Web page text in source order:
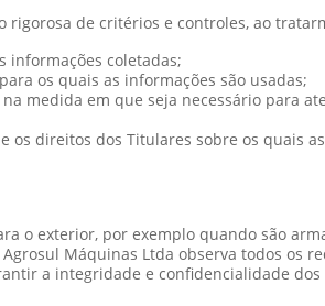
de critérios e controles, ao
informações coletadas;
os quais as informações são usadas;
medida em que seja necessário para
direitos dos Titulares sobre os quais
o exterior, por exemplo quando são
Máquinas Ltda observa todos os
a integridade e confidencialidade dos